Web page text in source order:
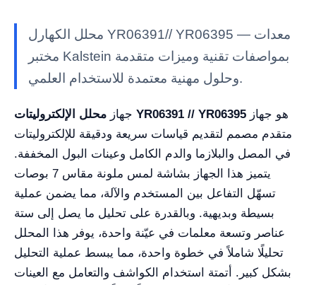
محلل الكهارل YR06391// YR06395 — معدات
مختبر Kalstein بمواصفات تقنية وميزات متقدمة
وحلول مهنية معتمدة للاستخدام العلمي.
جهاز محلل الإلكتروليتات YR06391 // YR06395
متقدم مصمم لتقديم قياسات سريعة ودقيقة للإلكتروليتات
في المصل والبلازما والدم الكامل وعينات البول المخففة.
يتميز هذا الجهاز بشاشة لمس ملونة مقاس 7 بوصات
تسهّل التفاعل بين المستخدم والآلة، مما يضمن عملية
بسيطة وبديهية. وبالقدرة على تحليل ما يصل إلى ستة
عناصر وتسعة معلمات في عيّنة واحدة، يوفر هذا المحلل
تحليلًا شاملاً في خطوة واحدة، مما يبسط عملية التحليل
بشكل كبير. أتمتة استخدام الكواشف والتعامل مع العينات